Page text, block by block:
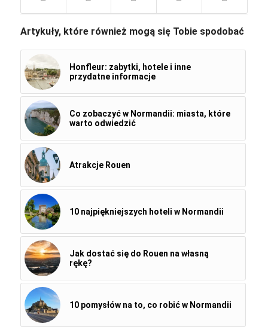
Artykuły, które również mogą się Tobie spodobać
Honfleur: zabytki, hotele i inne
przydatne informacje
Co zobaczyć w Normandii: miasta, które
warto odwiedzić
Atrakcje Rouen
10 najpiękniejszych hoteli w Normandii
Jak dostać się do Rouen na własną
rękę?
10 pomysłów na to, co robić w Normandii